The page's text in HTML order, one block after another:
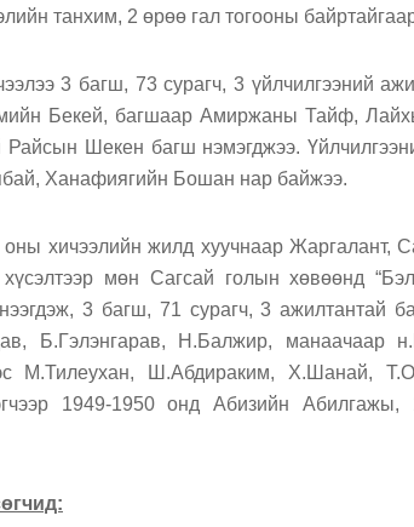
танхим, 2 өрөө гал тогооны
3 багш, 73 сурагч, 3 үйлчилгээний
Бекей, багшаар Амиржаны Тайф,
Райсын Шекен багш нэмэгджээ.
Ханафиягийн Бошан нар байжээ.
жилд хуучнаар Жаргалант,
мөн Сагсай голын хөвөөнд
3 багш, 71 сурагч, 3 ажилтантай
Б.Гэлэнгарав, Н.Балжир, манаачаар
М.Тилеухан, Ш.Абдираким, Х.Шанай,
1949-1950 онд Абизийн